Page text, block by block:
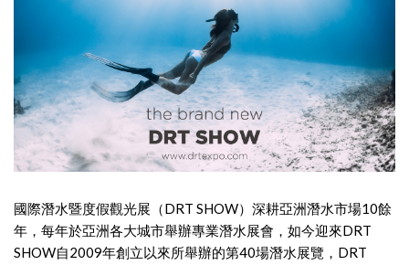
國際潛水暨度假觀光展（DRT SHOW）深耕亞洲潛水市場10餘
年，每年於亞洲各大城市舉辦專業潛水展會，如今迎來DRT
SHOW自2009年創立以來所舉辦的第40場潛水展覽，DRT